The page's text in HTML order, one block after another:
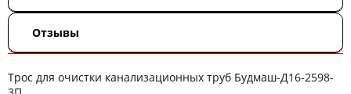
Отзывы
Трос для очистки канализационных труб Будмаш-Д16-2598-